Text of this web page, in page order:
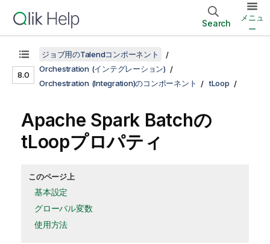
Search
メニュ
ー
8.0
ジョブ用のTalendコンポーネント
Orchestration (インテグレーション)
Orchestration (Integration)のコンポーネント
tLoop
Apache Spark Batchの
tLoopプロパティ
このページ上
基本設定
グローバル変数
使用方法